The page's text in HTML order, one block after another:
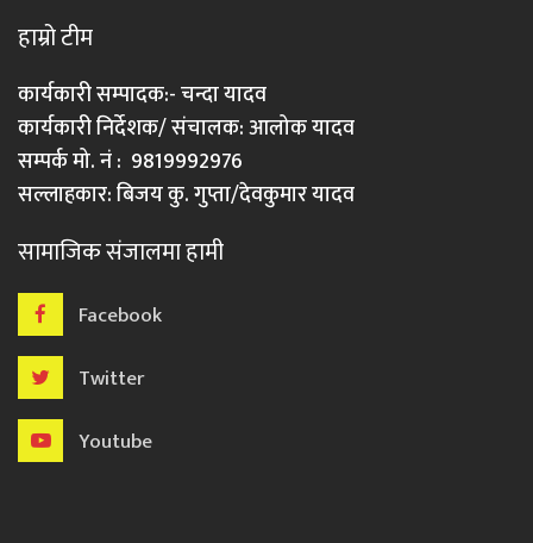
हाम्रो टीम
कार्यकारी सम्पादक:- चन्दा यादव
कार्यकारी निर्देशक/ संचालक: आलोक यादव
सम्पर्क मो. नं : 9819992976
सल्लाहकार: बिजय कु. गुप्ता/देवकुमार यादव
सामाजिक संजालमा हामी
Facebook
Twitter
Youtube